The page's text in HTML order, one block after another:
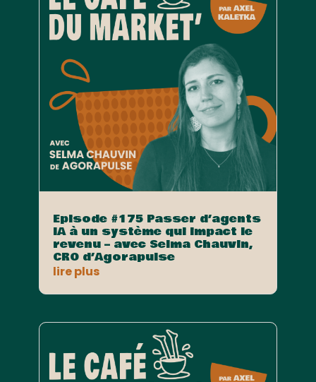
Episode #175 Passer d’agents
IA à un système qui impact le
revenu – avec Selma Chauvin,
CRO d’Agorapulse
lire plus